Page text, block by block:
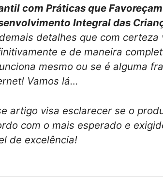
com Práticas que
Integral das
detalhes que com certeza
e de maneira
mesmo ou se é alguma
Vamos lá…
artigo visa esclarecer se o
com o mais esperado e
de excelência!